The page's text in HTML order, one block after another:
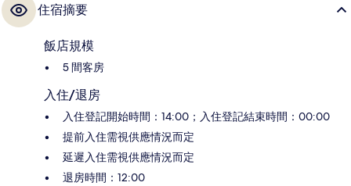
住宿摘要
飯店規模
5 間客房
入住/退房
入住登記開始時間：14:00；入住登記結束時間：00:00
提前入住需視供應情況而定
延遲入住需視供應情況而定
退房時間：12:00